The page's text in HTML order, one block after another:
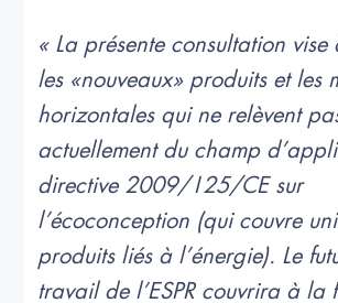
« La présente consultation vise
les «nouveaux» produits et les
horizontales qui ne relèvent
actuellement du champ
directive 2009/125/CE sur
l’écoconception (qui couvre
produits liés à l’énergie). Le
travail de l’ESPR couvrira à la